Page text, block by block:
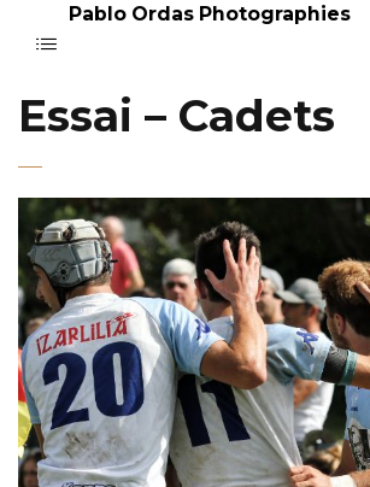
Pablo Ordas Photographies
Essai – Cadets